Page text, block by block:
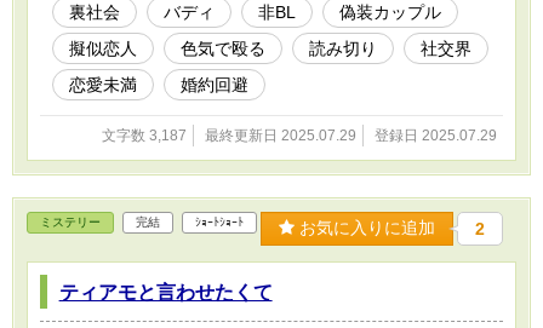
裏社会 バディ 非BL
偽装カップル
擬似恋人
色気で殴る 読み切り
社交界
恋愛未満
婚約回避
文字数 3,187 最終更新日 2025.07.29 登録日 2025.07.29
ミステリー 完結 ｼｮｰﾄｼｮｰﾄ お気に入りに追加 2
ティアモと言わせたくて